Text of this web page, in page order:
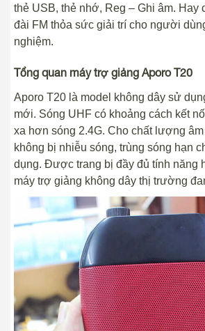
thẻ USB, thẻ nhớ, Reg – Ghi âm. Hay
đài FM thỏa sức giải trí cho người
nghiệm.
Tổng quan máy trợ giảng Aporo T20
Aporo T20 là model không dây sử
mới. Sóng UHF có khoảng cách kết
xa hơn sóng 2.4G. Cho chất lượng
không bị nhiễu sóng, trùng sóng hạn
dụng. Được trang bị đầy đủ tính năng
máy trợ giảng không dây thị trường